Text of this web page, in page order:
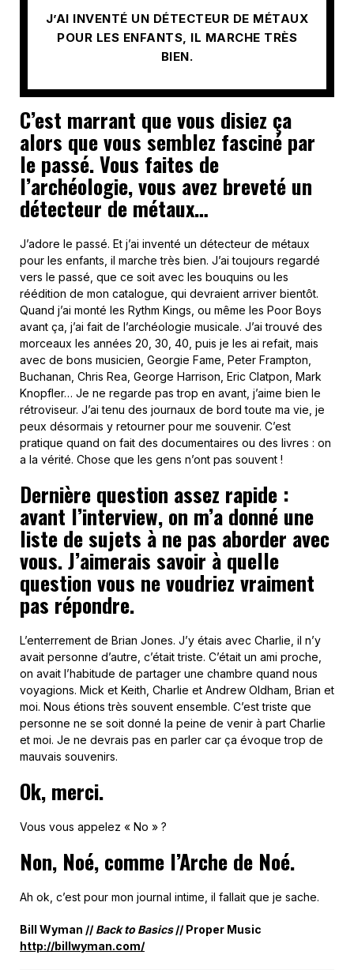
J’AI INVENTÉ UN DÉTECTEUR DE MÉTAUX
POUR LES ENFANTS, IL MARCHE TRÈS
BIEN.
C’est marrant que vous disiez ça
alors que vous semblez fasciné par
le passé. Vous faites de
l’archéologie, vous avez breveté un
détecteur de métaux…
J’adore le passé. Et j’ai inventé un détecteur de métaux
pour les enfants, il marche très bien. J’ai toujours regardé
vers le passé, que ce soit avec les bouquins ou les
réédition de mon catalogue, qui devraient arriver bientôt.
Quand j’ai monté les Rythm Kings, ou même les Poor Boys
avant ça, j’ai fait de l’archéologie musicale. J’ai trouvé des
morceaux les années 20, 30, 40, puis je les ai refait, mais
avec de bons musicien, Georgie Fame, Peter Frampton,
Buchanan, Chris Rea, George Harrison, Eric Clatpon, Mark
Knopfler… Je ne regarde pas trop en avant, j’aime bien le
rétroviseur. J’ai tenu des journaux de bord toute ma vie, je
peux désormais y retourner pour me souvenir. C’est
pratique quand on fait des documentaires ou des livres : on
a la vérité. Chose que les gens n’ont pas souvent !
Dernière question assez rapide :
avant l’interview, on m’a donné une
liste de sujets à ne pas aborder avec
vous. J’aimerais savoir à quelle
question vous ne voudriez vraiment
pas répondre.
L’enterrement de Brian Jones. J’y étais avec Charlie, il n’y
avait personne d’autre, c’était triste. C’était un ami proche,
on avait l’habitude de partager une chambre quand nous
voyagions. Mick et Keith, Charlie et Andrew Oldham, Brian et
moi. Nous étions très souvent ensemble. C’est triste que
personne ne se soit donné la peine de venir à part Charlie
et moi. Je ne devrais pas en parler car ça évoque trop de
mauvais souvenirs.
Ok, merci.
Vous vous appelez « No » ?
Non, Noé, comme l’Arche de Noé.
Ah ok, c’est pour mon journal intime, il fallait que je sache.
Bill Wyman // Back to Basics// Proper Music
http://billwyman.com/